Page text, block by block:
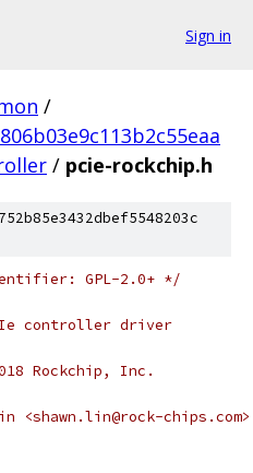
Sign in
/
/ pcie-rockchip.h
GPL-2.0+ */
controller driver
Rockchip, Inc.
<shawn.lin@rock-chips.com>